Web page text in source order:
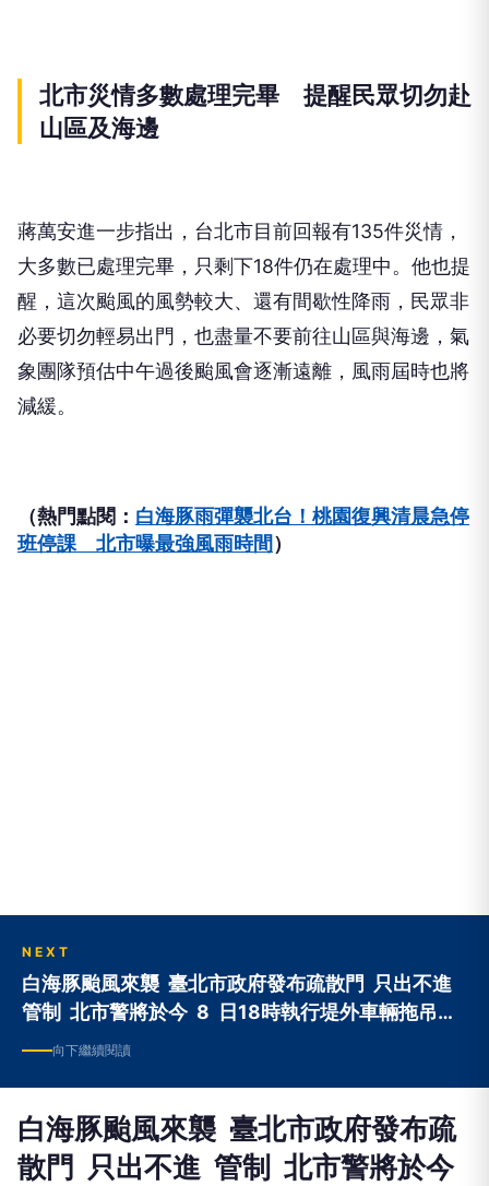
北市災情多數處理完畢 提醒民眾切勿赴
山區及海邊
蔣萬安進一步指出，台北市目前回報有135件災情，
大多數已處理完畢，只剩下18件仍在處理中。他也提
醒，這次颱風的風勢較大、還有間歇性降雨，民眾非
必要切勿輕易出門，也盡量不要前往山區與海邊，氣
象團隊預估中午過後颱風會逐漸遠離，風雨屆時也將
減緩。
（熱門點閱： 白海豚雨彈襲北台！桃園復興清晨急停
班停課 北市曝最強風雨時間）
NEXT
白海豚颱風來襲 臺北市政府發布疏散門 只出不進
管制 北市警將於今 8 日18時執行堤外車輛拖吊作
向下繼續閱讀
白海豚颱風來襲 臺北市政府發布疏
散門 只出不進 管制 北市警將於今